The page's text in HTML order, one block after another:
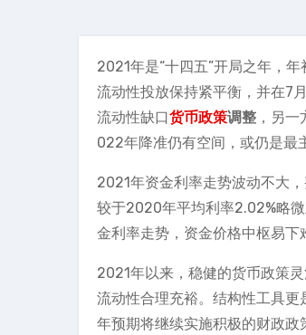
2021年是“十四五”开局之年，
流动性投放保持紧平衡，并在7
流动性缺口货币政策调整 ，另
022年降准仍有空间，或仍是最
2021年资金利率走势波动不大
较于2020年平均利率2.02%略
金利率走势，资金价格中枢易下
2021年以来，稳健的货币政策
流动性合理充裕。结构性工具
年预期将继续实施积极的财政